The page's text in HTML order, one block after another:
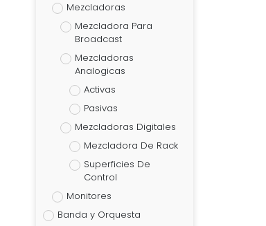
Mezcladoras
Mezcladora Para
Broadcast
Mezcladoras
Analogicas
Activas
Pasivas
Mezcladoras Digitales
Mezcladora De Rack
Superficies De
Control
Monitores
Banda y Orquesta